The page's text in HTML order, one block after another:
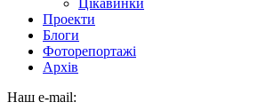
Проекти
Блоги
Фоторепортажі
Архів
Наш e-mail: